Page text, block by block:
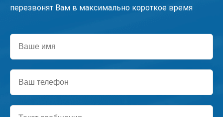
перезвонят Вам в максимально короткое время
имя
телефон